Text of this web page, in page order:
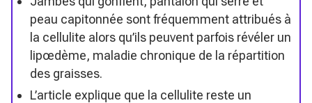
peau capitonnée sont fréquemment attribués à
la cellulite alors qu’ils peuvent parfois révéler un
lipœdème, maladie chronique de la répartition
des graisses.
L’article explique que la cellulite reste un